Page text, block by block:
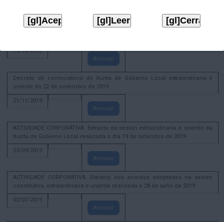
ACTIVIDADE CORPORATIVA. Extracto da Xunta de Goberno Local de 17 de
18/06/2020
Amosar
Decreto de convocatoria de Xunta de Goberno Local extraordinaria e
urxente do 22 de novembro de 2019
21/11/2019
Amosar
ACTIVIDADE CORPORATIVA. Extracto da sesión extraordinaria e urxente da
Xunta de Goberno Local realizada o día 19 de setembro de 2019
23/09/2019
Amosar
ACTIVIDADE CORPORATIVA. Extracto dos acordos adoptados na sesión
constitutiva, extraordinaria e urxente realizada o 28 de xuño de 2019
02/07/2019
Amosar